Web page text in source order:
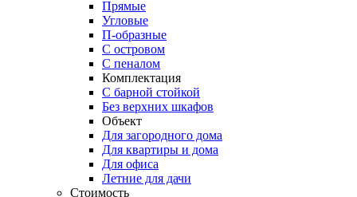
Прямые
Угловые
П-образные
С островом
С пеналом
Комплектация
C барной стойкой
Без верхних шкафов
Объект
Для загородного дома
Для квартиры и дома
Для офиса
Летние для дачи
Стоимость